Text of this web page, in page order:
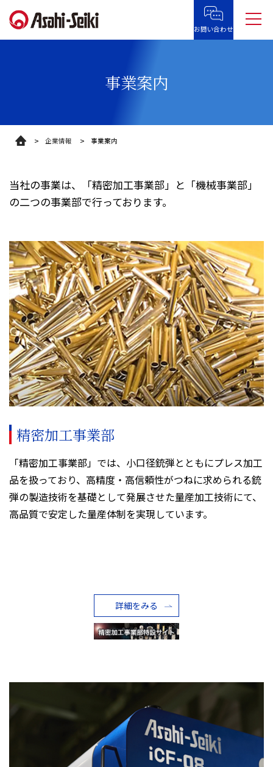
お問い合わせ
事業案内
企業情報 事業案内
当社の事業は、「精密加工事業部」と「機械事業部」
の二つの事業部で行っております。
精密加工事業部
「精密加工事業部」では、小口径銃弾とともにプレス加工
品を扱っており、高精度・高信頼性がつねに求められる銃
弾の製造技術を基礎として発展させた量産加工技術にて、
高品質で安定した量産体制を実現しています。
詳細をみる